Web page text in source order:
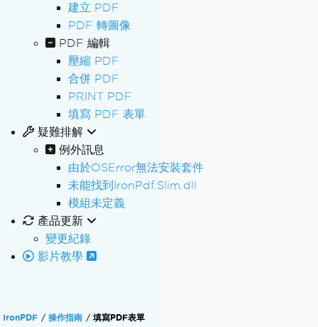
建立 PDF
PDF 轉圖像
PDF 編輯
壓縮 PDF
合併 PDF
PRINT PDF
填寫 PDF 表單
疑難排解
例外訊息
由於OSError無法安裝套件
未能找到IronPdf.Slim.dll
模組未定義
產品更新
變更紀錄
影片教學
IronPDF 操作指南 填寫PDF表單